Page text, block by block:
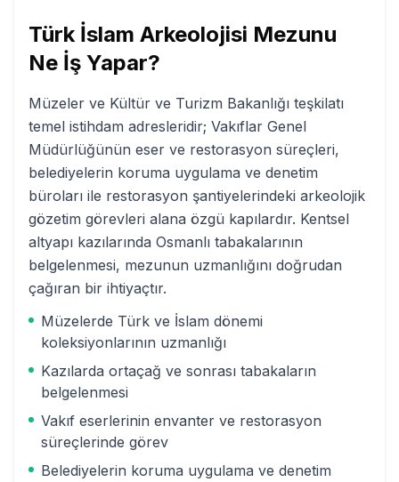
Türk İslam Arkeolojisi Mezunu
Ne İş Yapar?
Müzeler ve Kültür ve Turizm Bakanlığı teşkilatı
temel istihdam adresleridir; Vakıflar Genel
Müdürlüğünün eser ve restorasyon süreçleri,
belediyelerin koruma uygulama ve denetim
büroları ile restorasyon şantiyelerindeki arkeolojik
gözetim görevleri alana özgü kapılardır. Kentsel
altyapı kazılarında Osmanlı tabakalarının
belgelenmesi, mezunun uzmanlığını doğrudan
çağıran bir ihtiyaçtır.
Müzelerde Türk ve İslam dönemi
koleksiyonlarının uzmanlığı
Kazılarda ortaçağ ve sonrası tabakaların
belgelenmesi
Vakıf eserlerinin envanter ve restorasyon
süreçlerinde görev
Belediyelerin koruma uygulama ve denetim